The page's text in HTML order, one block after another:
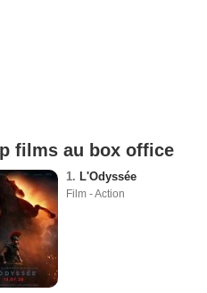
films au box office
1. L'Odyssée
Film - Action